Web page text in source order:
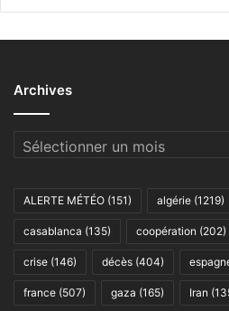
Archives
Archives
ALERTE MÉTÉO (151) algérie (1219)
casablanca (135) coopération (202)
crise (146) décès (404)
france (507) gaza (165) Iran